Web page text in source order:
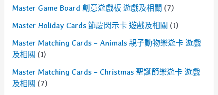
Master Game Board 創意遊戲板 遊戲及相關 (7)
Master Holiday Cards 節慶閃示卡 遊戲及相關 (1)
Master Matching Cards – Animals 親子動物樂遊卡 遊戲
及相關 (1)
Master Matching Cards – Christmas 聖誕節樂遊卡 遊戲
及相關 (7)